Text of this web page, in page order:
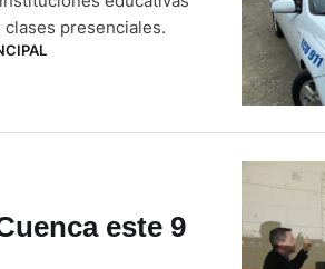
presenciales.
este 9